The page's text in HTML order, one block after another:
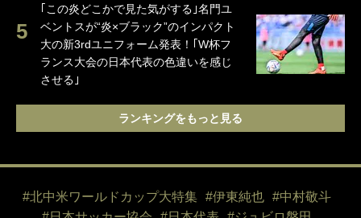
｢この炎どこかで見た気がする｣名門ユ
ベントスが“炎×ブラック”のインパクト
大の新3rdユニフォーム発表！｢W杯フ
ランス大会の日本代表の色違いを感じ
させる｣
ランキングをもっと見る
#北中米ワールドカップ大特集 #伊東純也
#中村敬斗